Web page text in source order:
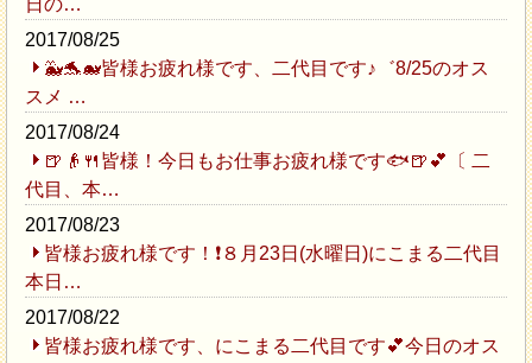
日の…
2017/08/25
🐳🐬🐋皆様お疲れ様です、二代目です♪゛8/25のオス
スメ …
2017/08/24
🍺👴🍴皆様！今日もお仕事お疲れ様です🐟🍺💕〔 二
代目、本…
2017/08/23
皆様お疲れ様です！❗８月23日(水曜日)にこまる二代目
本日…
2017/08/22
皆様お疲れ様です、にこまる二代目です💕今日のオス